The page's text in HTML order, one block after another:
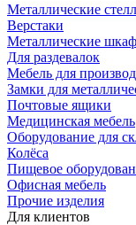
Металлические
Верстаки
Металлические
Для раздевалок
Мебель для
Замки для
Почтовые ящики
Медицинская мебель
Оборудование для
Колёса
Пищевое
Офисная мебель
Прочие изделия
Для клиентов